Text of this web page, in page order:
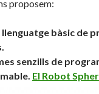
proposem:
llenguatge bàsic de
senzills de
El Robot